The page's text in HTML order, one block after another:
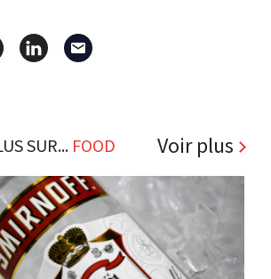
SUR... FOOD Voir plus